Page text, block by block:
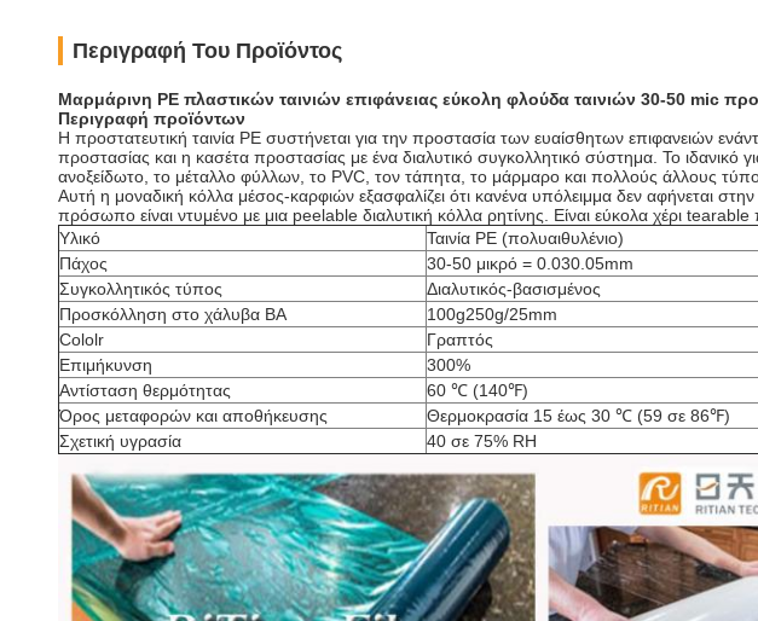
Περιγραφή Του Προϊόντος
Μαρμάρινη PE πλαστικών ταινιών επιφάνειας εύκολη φλούδα ταινιών 30-50 mic
Περιγραφή προϊόντων
Η προστατευτική ταινία PE συστήνεται για την προστασία των ευαίσθητων επιφανειών
προστασίας και η κασέτα προστασίας με ένα διαλυτικό συγκολλητικό σύστημα. Το
ανοξείδωτο, το μέταλλο φύλλων, το PVC, τον τάπητα, το μάρμαρο και πολλούς άλλους
Αυτή η μοναδική κόλλα μέσος-καρφιών εξασφαλίζει ότι κανένα υπόλειμμα δεν αφήνεται
πρόσωπο είναι ντυμένο με μια peelable διαλυτική κόλλα ρητίνης. Είναι εύκολα χέρι
Υλικό
Ταινία PE (πολυαιθυλένιο)
Πάχος
30-50 μικρό = 0.030.05mm
Συγκολλητικός τύπος
Διαλυτικός-βασισμένος
Προσκόλληση στο χάλυβα BA
100g250g/25mm
Cololr
Γραπτός
Επιμήκυνση
300%
Αντίσταση θερμότητας
60 ℃ (140℉)
Όρος μεταφορών και αποθήκευσης
Θερμοκρασία 15 έως 30 ℃ (59 σε 86℉)
Σχετική υγρασία
40 σε 75% RH